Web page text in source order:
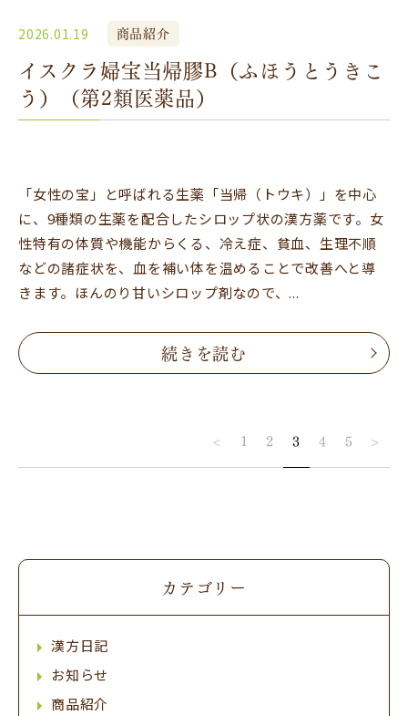
2026.01.19 商品紹介
イスクラ婦宝当帰膠B（ふほうとうきこ
う）（第2類医薬品）
「女性の宝」と呼ばれる生薬「当帰（トウキ）」を中心
に、9種類の生薬を配合したシロップ状の漢方薬です。女
性特有の体質や機能からくる、冷え症、貧血、生理不順
などの諸症状を、血を補い体を温めることで改善へと導
きます。ほんのり甘いシロップ剤なので、...
続きを読む
< 1 2 3 4 5 >
カテゴリー
漢方日記
お知らせ
商品紹介